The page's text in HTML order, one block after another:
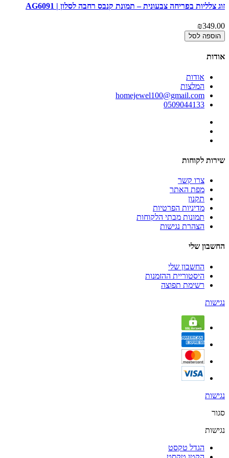
זוג צלליות בפריחה צבעונית – תמונת קנבס רחבה לסלון | AG6091
₪349.00
הוספה לסל
אודות
אודות
המלצות
homejewel100@gmail.com
0509044133
שירות לקוחות
צרו קשר
מפת האתר
תקנון
מדיניות הפרטיות
תמונות מבתי הלקוחות
הצהרת נגישות
החשבון שלי
החשבון שלי
היסטוריית ההזמנות
רשימת תפוצה
נגישות
נגישות
סגור
נגישות
הגדל טקסט